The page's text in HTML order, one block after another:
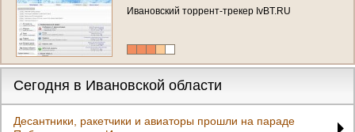
Ивановский торрент-трекер IvBT.RU
Сегодня в Ивановской области
Десантники, ракетчики и авиаторы прошли на параде